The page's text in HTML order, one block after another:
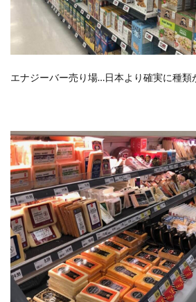
エナジーバー売り場…日本より確実に種類